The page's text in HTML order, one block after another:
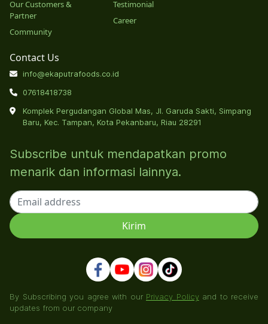
Our Customers &
Partner
Community
Testimonial
Career
Contact Us
info@ekaputrafoods.co.id
07618418738
Komplek Pergudangan Global Mas, Jl. Garuda Sakti, Simpang
Baru, Kec. Tampan, Kota Pekanbaru, Riau 28291
Subscribe untuk mendapatkan promo
menarik dan informasi lainnya.
By Subscribing you agree with our Privacy Policyand to receive
updates from our company